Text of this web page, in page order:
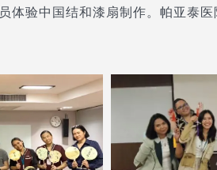
体验中国结和漆扇制作。帕亚泰